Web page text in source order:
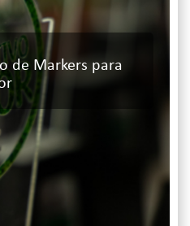
de Markers para